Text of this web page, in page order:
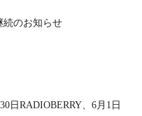
続のお知らせ
日RADIOBERRY、6月1日